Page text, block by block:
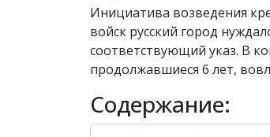
Инициатива возведения
войск русский город
соответствующий указ. В
продолжавшиеся 6 лет,
Содержание: